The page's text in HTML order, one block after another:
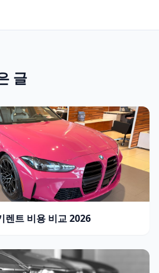
글
렌트 비용 비교 2026